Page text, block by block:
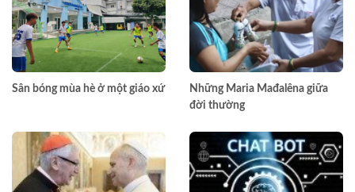
Sân bóng mùa hè ở một giáo xứ
Những Maria Mađalêna giữa
đời thường